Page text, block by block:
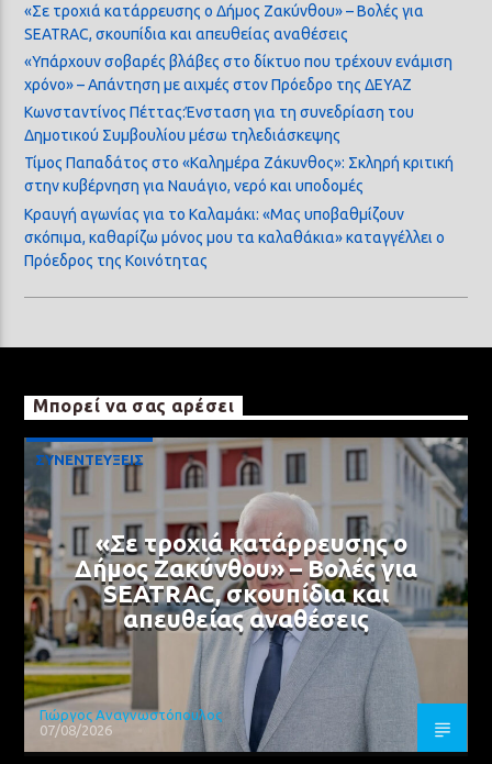
«Σε τροχιά κατάρρευσης ο Δήμος Ζακύνθου» – Βολές για
SEATRAC, σκουπίδια και απευθείας αναθέσεις
«Υπάρχουν σοβαρές βλάβες στο δίκτυο που τρέχουν ενάμιση
χρόνο» – Απάντηση με αιχμές στον Πρόεδρο της ΔΕΥΑΖ
Κωνσταντίνος Πέττας:Ένσταση για τη συνεδρίαση του
Δημοτικού Συμβουλίου μέσω τηλεδιάσκεψης
Τίμος Παπαδάτος στο «Καλημέρα Ζάκυνθος»: Σκληρή κριτική
στην κυβέρνηση για Ναυάγιο, νερό και υποδομές
Κραυγή αγωνίας για το Καλαμάκι: «Μας υποβαθμίζουν
σκόπιμα, καθαρίζω μόνος μου τα καλαθάκια» καταγγέλλει ο
Πρόεδρος της Κοινότητας
Μπορεί να σας αρέσει
ΣΥΝΕΝΤΕΥΞΕΙΣ
«Σε τροχιά κατάρρευσης ο
Δήμος Ζακύνθου» – Βολές για
SEATRAC, σκουπίδια και
απευθείας αναθέσεις
Γιώργος Αναγνωστόπουλος
07/08/2026